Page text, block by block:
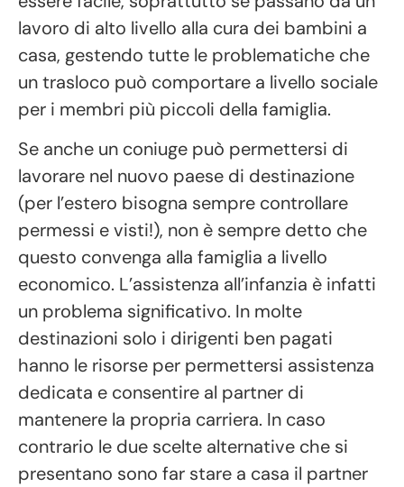
lavoro di alto livello alla cura dei bambini a
casa, gestendo tutte le problematiche che
un trasloco può comportare a livello sociale
per i membri più piccoli della famiglia.
Se anche un coniuge può permettersi di
lavorare nel nuovo paese di destinazione
(per l’estero bisogna sempre controllare
permessi e visti!), non è sempre detto che
questo convenga alla famiglia a livello
economico. L’assistenza all’infanzia è infatti
un problema significativo. In molte
destinazioni solo i dirigenti ben pagati
hanno le risorse per permettersi assistenza
dedicata e consentire al partner di
mantenere la propria carriera. In caso
contrario le due scelte alternative che si
presentano sono far stare a casa il partner